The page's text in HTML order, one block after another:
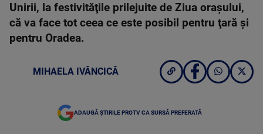
Unirii, la festivităţile prilejuite de Ziua oraşului,
că va face tot ceea ce este posibil pentru ţară şi
pentru Oradea.
MIHAELA IVĂNCICĂ
ADAUGĂ ȘTIRILE PROTV CA SURSĂ PREFERATĂ